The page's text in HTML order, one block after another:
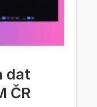
dat
ČR